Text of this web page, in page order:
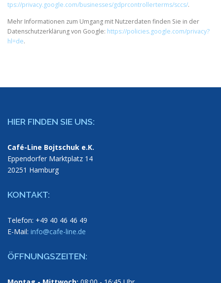
tps://privacy.google.com/businesses/gdprcontrollerterms/sccs/.
Mehr Informationen zum Umgang mit Nutzerdaten finden Sie in der
Datenschutzerklärung von Google: https://policies.google.com/privacy?
hl=de.
HIER FINDEN SIE UNS:
Café-Line Bojtschuk e.K.
Eppendorfer Marktplatz 14
20251 Hamburg
KONTAKT:
Telefon: +49 40 46 46 49
E-Mail: info@cafe-line.de
ÖFFNUNGSZEITEN: